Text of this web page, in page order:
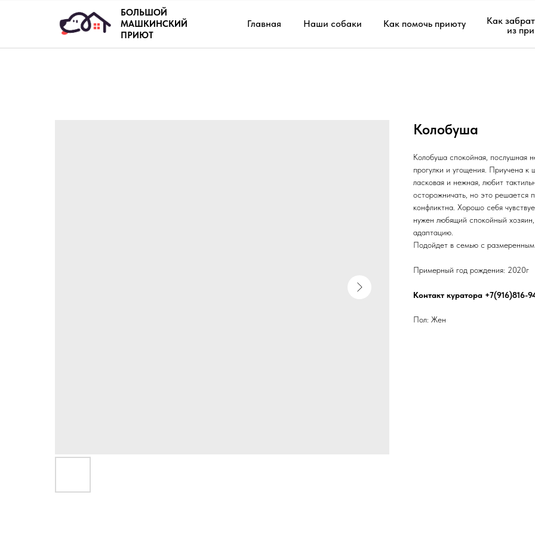
БОЛЬШОЙ
МАШКИНСКИЙ
ПРИЮТ
Главная Наши собаки Как помочь приюту
Как
из
Колобуша
Колобуша спокойная, послушная
прогулки и угощения. Приучена к
ласковая и нежная, любит
осторожничать, но это решается
конфликтна. Хорошо себя
нужен любящий спокойный
адаптацию.
Подойдет в семью с
Примерный год рождения: 2020г
Контакт куратора +7(916)816-
Пол: Жен